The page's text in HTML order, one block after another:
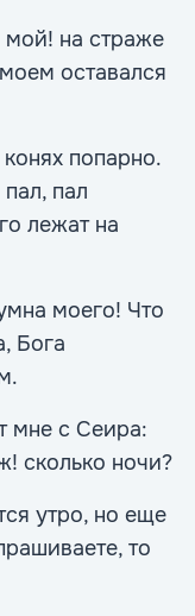
мой! на страже
оставался
попарно.
пал
лежат на
моего! Что
Бога
мне с Сеира:
сколько ночи?
утро, но еще
то